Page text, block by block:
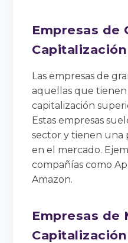
Empresas de
Capitalización
Las empresas de
aquellas que
capitalización
Estas empresas
sector y tienen una
en el mercado.
compañías como
Amazon.
Empresas de
Capitalización